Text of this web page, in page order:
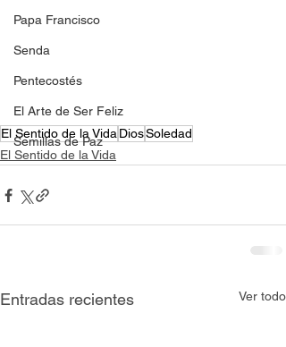
Papa Francisco
Senda
Pentecostés
El Arte de Ser Feliz
Semillas de Paz
El Sentido de la VidaDiosSoledad
El Sentido de la Vida
Entradas recientes Ver todo